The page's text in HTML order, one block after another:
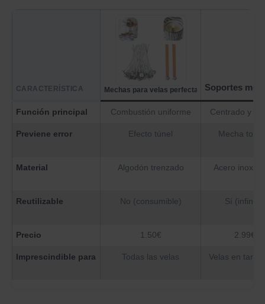
CARACTERÍSTICA Mechas para velas perfectas Soportes
Función principal Combustión uniforme Centrado y
Previene error Efecto túnel Mecha
Material Algodón trenzado Acero
Reutilizable No (consumible) Sí (infinito)
Precio 1.50€ 2.99€
Imprescindible para Todas las velas Velas en tarro/